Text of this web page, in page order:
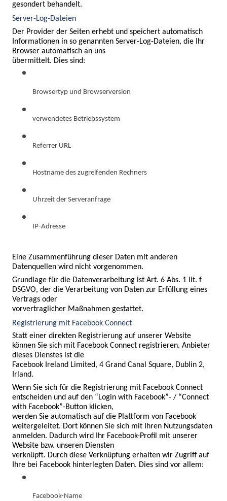
gesondert behandelt.
Server-Log-Dateien
Der Provider der Seiten erhebt und speichert automatisch
Informationen in so genannten Server-Log-Dateien, die Ihr
Browser automatisch an uns
übermittelt. Dies sind:
Browsertyp und Browserversion
verwendetes Betriebssystem
Referrer URL
Hostname des zugreifenden Rechners
Uhrzeit der Serveranfrage
IP-Adresse
Eine Zusammenführung dieser Daten mit anderen
Datenquellen wird nicht vorgenommen.
Grundlage für die Datenverarbeitung ist Art. 6 Abs. 1 lit. f
DSGVO, der die Verarbeitung von Daten zur Erfüllung eines
Vertrags oder
vorvertraglicher Maßnahmen gestattet.
Registrierung mit Facebook Connect
Statt einer direkten Registrierung auf unserer Website
können Sie sich mit Facebook Connect registrieren. Anbieter
dieses Dienstes ist die
Facebook Ireland Limited, 4 Grand Canal Square, Dublin 2,
Irland.
Wenn Sie sich für die Registrierung mit Facebook Connect
entscheiden und auf den “Login with Facebook”- / “Connect
with Facebook”-Button klicken,
werden Sie automatisch auf die Plattform von Facebook
weitergeleitet. Dort können Sie sich mit Ihren Nutzungsdaten
anmelden. Dadurch wird Ihr Facebook-Profil mit unserer
Website bzw. unseren Diensten
verknüpft. Durch diese Verknüpfung erhalten wir Zugriff auf
Ihre bei Facebook hinterlegten Daten. Dies sind vor allem:
Facebook-Name